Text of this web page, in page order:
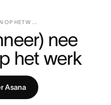
OP HET W ...
nee
het werk
Asana